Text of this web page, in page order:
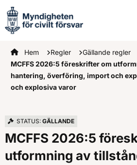
Startsidan
Hem Regler
Gällande regler
MCFFS 2026:5 föreskrifter om
hantering, överföring, import och
och explosiva varor
STATUS: GÄLLANDE
MCFFS 2026:5
utformning av